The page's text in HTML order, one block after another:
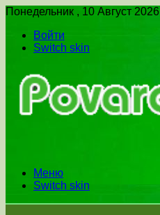
Понедельник , 10 Август 2026
Войти
Switch skin
Меню
Switch skin